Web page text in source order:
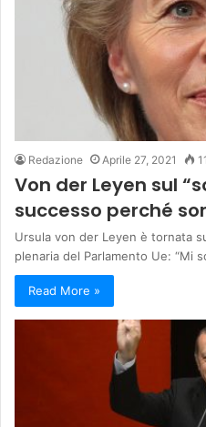
Redazione Aprile 27, 2021
Von der Leyen sul
successo perché
Ursula von der Leyen è tornata
plenaria del Parlamento Ue: “Mi
Read More »